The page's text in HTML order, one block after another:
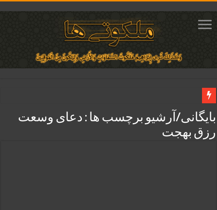
دعای مجرب برای فروش سریع کالا و رونق فروش مغازه | متن آیات، روش انجام و
دعای ایجاد عشق و محبت آتشین در قلب معشوق | متن دعا، روش خواندن
ختم آیات ۲ و ۳ سوره طلاق برای افزایش رزق و روزی | روش ختم، متن آیات و فضیلت
بایگانی/آرشیو برچسب ها : دعای وسعت
رزق بهجت